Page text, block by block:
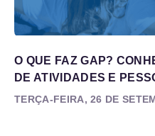
O QUE FAZ GAP?
DE ATIVIDADES E
TERÇA-FEIRA, 26 DE